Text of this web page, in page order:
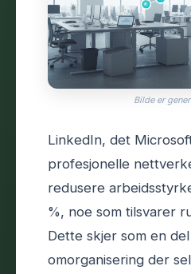
Bilde er
LinkedIn, det
profesjonelle
redusere
%, noe som tilsvarer
Dette skjer som en
omorganisering der